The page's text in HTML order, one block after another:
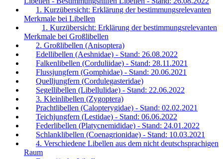
1. Kurzübersicht: Erklärung der bestimmungsrelevanten
Merkmale bei Libellen
1. Kurzübersicht: Erklärung der bestimmungsrelevanten
Merkmale bei Großlibellen
2. Großlibellen (Anisoptera)
Edellibellen (Aeshnidae) - Stand: 26.08.2022
Falkenlibellen (Corduliidae) - Stand: 28.11.2021
Flussjungfern (Gomphidae) - Stand: 20.06.2021
Quelljungfern (Cordulegasteridae)
Segellibellen (Libellulidae) - Stand: 22.06.2022
3. Kleinlibellen (Zygoptera)
Prachtlibellen (Calopterygidae) - Stand: 02.02.2021
Teichjungfern (Lestidae) - Stand: 06.06.2022
Federlibellen (Platycnemididae) - Stand: 24.01.2022
Schlanklibellen (Coenagrionidae) - Stand: 10.03.2021
4. Verschiedene Libellen aus dem nicht deutschsprachigen
Raum